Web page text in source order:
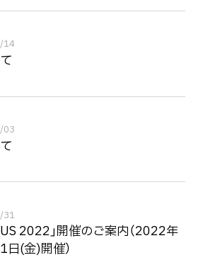
14
03
31
2022」開催のご案内（2022年
(金)開催）